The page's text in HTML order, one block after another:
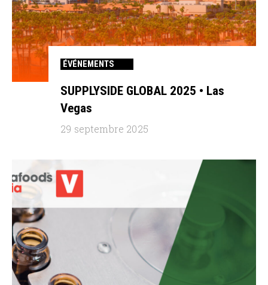
ÉVÉNEMENTS
SUPPLYSIDE GLOBAL 2025 • Las
Vegas
29 septembre 2025